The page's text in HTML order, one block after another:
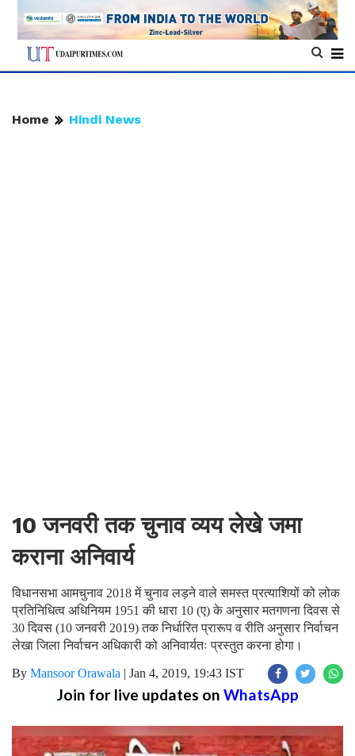
Home Hindi News
10 जनवरी तक चुनाव व्यय लेखे जमा
कराना अनिवार्य
विधानसभा आमचुनाव 2018 में चुनाव लड़ने वाले समस्त प्रत्याशियों को लोक
प्रतिनिधित्व अधिनियम 1951 की धारा 10 (ए) के अनुसार मतगणना दिवस से
30 दिवस (10 जनवरी 2019) तक निर्धारित प्रारूप व रीति अनुसार निर्वाचन
लेखा जिला निर्वाचन अधिकारी को अनिवार्यतः प्रस्तुत करना होगा।
By Mansoor Orawala | Jan 4, 2019, 19:43 IST
Join for live updates on WhatsApp